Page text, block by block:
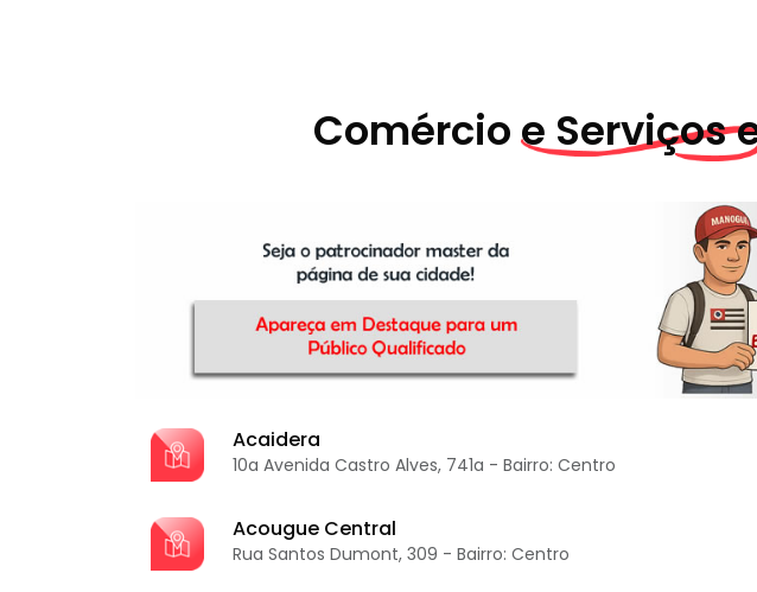
Comércioe Serviços
Acaidera
10a Avenida Castro Alves, 741a - Bairro: Centro
Acougue Central
Rua Santos Dumont, 309 - Bairro: Centro